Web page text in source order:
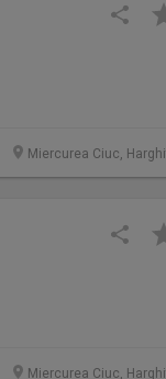
Miercurea Ciuc,
Miercurea Ciuc,